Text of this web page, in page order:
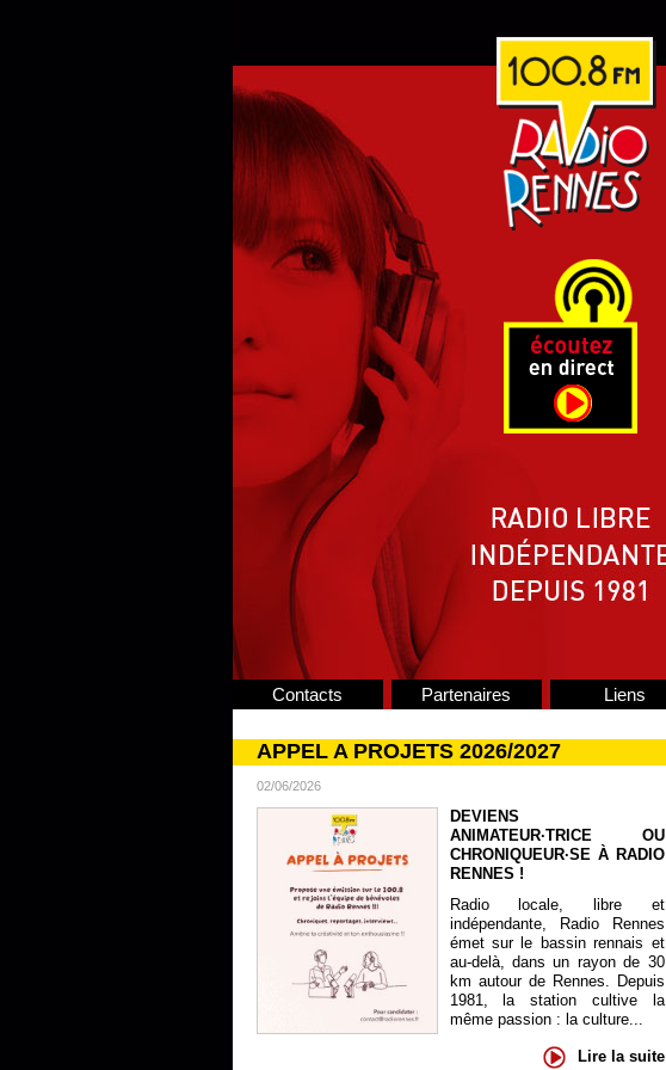
Contacts Partenaires Liens
APPEL A PROJETS 2026/2027
02/06/2026
DEVIENS
ANIMATEUR·TRICE OU
CHRONIQUEUR·SE À RADIO
RENNES !
Radio locale, libre et
indépendante, Radio Rennes
émet sur le bassin rennais et
au-delà, dans un rayon de 30
km autour de Rennes. Depuis
1981, la station cultive la
même passion : la culture...
Lire la suite